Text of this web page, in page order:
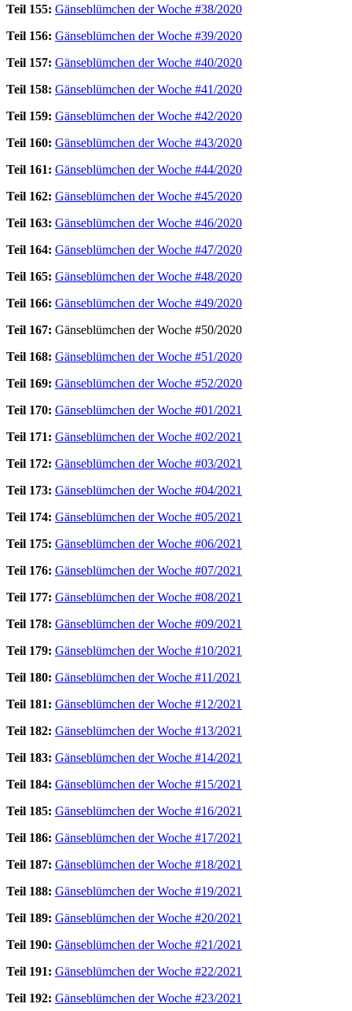
Teil 155: Gänseblümchen der Woche #38/2020
Teil 156: Gänseblümchen der Woche #39/2020
Teil 157: Gänseblümchen der Woche #40/2020
Teil 158: Gänseblümchen der Woche #41/2020
Teil 159: Gänseblümchen der Woche #42/2020
Teil 160: Gänseblümchen der Woche #43/2020
Teil 161: Gänseblümchen der Woche #44/2020
Teil 162: Gänseblümchen der Woche #45/2020
Teil 163: Gänseblümchen der Woche #46/2020
Teil 164: Gänseblümchen der Woche #47/2020
Teil 165: Gänseblümchen der Woche #48/2020
Teil 166: Gänseblümchen der Woche #49/2020
Teil 167: Gänseblümchen der Woche #50/2020
Teil 168: Gänseblümchen der Woche #51/2020
Teil 169: Gänseblümchen der Woche #52/2020
Teil 170: Gänseblümchen der Woche #01/2021
Teil 171: Gänseblümchen der Woche #02/2021
Teil 172: Gänseblümchen der Woche #03/2021
Teil 173: Gänseblümchen der Woche #04/2021
Teil 174: Gänseblümchen der Woche #05/2021
Teil 175: Gänseblümchen der Woche #06/2021
Teil 176: Gänseblümchen der Woche #07/2021
Teil 177: Gänseblümchen der Woche #08/2021
Teil 178: Gänseblümchen der Woche #09/2021
Teil 179: Gänseblümchen der Woche #10/2021
Teil 180: Gänseblümchen der Woche #11/2021
Teil 181: Gänseblümchen der Woche #12/2021
Teil 182: Gänseblümchen der Woche #13/2021
Teil 183: Gänseblümchen der Woche #14/2021
Teil 184: Gänseblümchen der Woche #15/2021
Teil 185: Gänseblümchen der Woche #16/2021
Teil 186: Gänseblümchen der Woche #17/2021
Teil 187: Gänseblümchen der Woche #18/2021
Teil 188: Gänseblümchen der Woche #19/2021
Teil 189: Gänseblümchen der Woche #20/2021
Teil 190: Gänseblümchen der Woche #21/2021
Teil 191: Gänseblümchen der Woche #22/2021
Teil 192: Gänseblümchen der Woche #23/2021